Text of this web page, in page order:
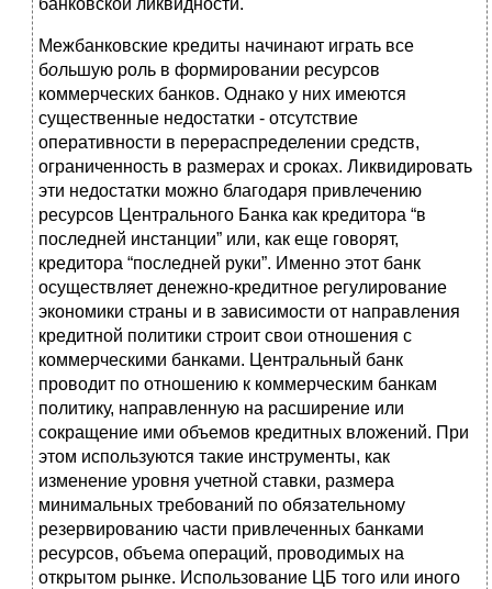
банковской ликвидности.
Межбанковские кредиты начинают играть все
большую роль в формировании ресурсов
коммерческих банков. Однако у них имеются
существенные недостатки - отсутствие
оперативности в перераспределении средств,
ограниченность в размерах и сроках. Ликвидировать
эти недостатки можно благодаря привлечению
ресурсов Центрального Банка как кредитора “в
последней инстанции” или, как еще говорят,
кредитора “последней руки”. Именно этот банк
осуществляет денежно-кредитное регулирование
экономики страны и в зависимости от направления
кредитной политики строит свои отношения с
коммерческими банками. Центральный банк
проводит по отношению к коммерческим банкам
политику, направленную на расширение или
сокращение ими объемов кредитных вложений. При
этом используются такие инструменты, как
изменение уровня учетной ставки, размера
минимальных требований по обязательному
резервированию части привлеченных банками
ресурсов, объема операций, проводимых на
открытом рынке. Использование ЦБ того или иного